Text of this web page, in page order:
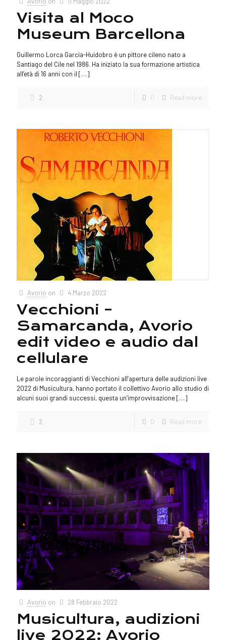
Visita al Moco
Museum Barcellona
Guillermo Lorca García-Huidobro è un pittore cileno nato a
Santiago del Cile nel 1986. Ha iniziato la sua formazione artistica
all’età di 16 anni con il […]
2 0 Read more
Avorio on 4 Marzo 2022
Vecchioni –
Samarcanda, Avorio
edit video e audio dal
cellulare
Le parole incoraggianti di Vecchioni all’apertura delle audizioni live
2022 di Musicultura, hanno portato il collettivo Avorio allo studio di
alcuni suoi grandi successi, questa un’improvvisazione[…]
2 0 Read more
Avorio on 28 Febbraio 2022
Musicultura, audizioni
live 2022: Avorio